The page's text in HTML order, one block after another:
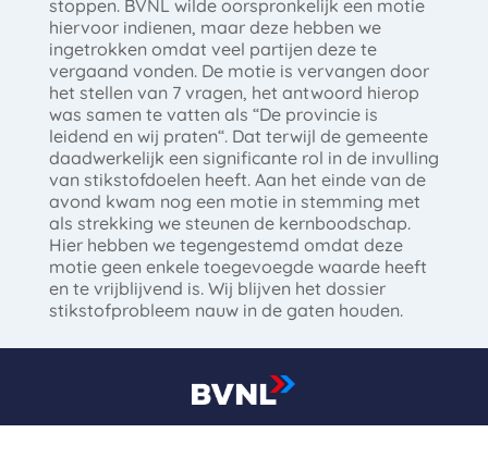
stoppen. BVNL wilde oorspronkelijk een motie
hiervoor indienen, maar deze hebben we
ingetrokken omdat veel partijen deze te
vergaand vonden. De motie is vervangen door
het stellen van 7 vragen, het antwoord hierop
was samen te vatten als “De provincie is
leidend en wij praten“. Dat terwijl de gemeente
daadwerkelijk een significante rol in de invulling
van stikstofdoelen heeft. Aan het einde van de
avond kwam nog een motie in stemming met
als strekking we steunen de kernboodschap.
Hier hebben we tegengestemd omdat deze
motie geen enkele toegevoegde waarde heeft
en te vrijblijvend is. Wij blijven het dossier
stikstofprobleem nauw in de gaten houden.